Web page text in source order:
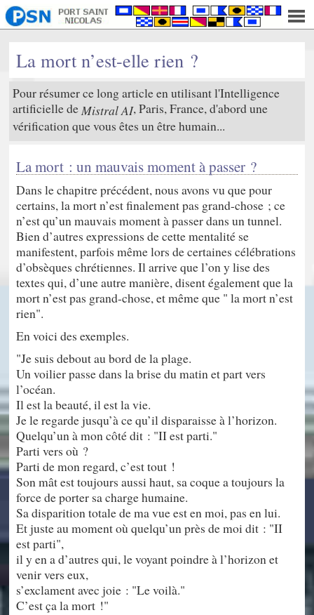
La mort n’est-elle rien ?
Pour résumer ce long article en utilisant l'Intelligence
artificielle deMistral AI, Paris, France, d'abord une
vérification que vous êtes un être humain...
La mort : un mauvais moment à passer ?
Dans le chapitre précédent, nous avons vu que pour
certains, la mort n’est finalement pas grand-chose ; ce
n’est qu’un mauvais moment à passer dans un tunnel.
Bien d’autres expressions de cette mentalité se
manifestent, parfois même lors de certaines célébrations
d’obsèques chrétiennes. Il arrive que l’on y lise des
textes qui, d’une autre manière, disent également que la
mort n’est pas grand-chose, et même que " la mort n’est
rien".
En voici des exemples.
"Je suis debout au bord de la plage.
Un voilier passe dans la brise du matin et part vers
l’océan.
Il est la beauté, il est la vie.
Je le regarde jusqu’à ce qu’il disparaisse à l’horizon.
Quelqu’un à mon côté dit : "II est parti."
Parti vers où ?
Parti de mon regard, c’est tout !
Son mât est toujours aussi haut, sa coque a toujours la
force de porter sa charge humaine.
Sa disparition totale de ma vue est en moi, pas en lui.
Et juste au moment où quelqu’un près de moi dit : "II
est parti",
il y en a d’autres qui, le voyant poindre à l’horizon et
venir vers eux,
s’exclament avec joie : "Le voilà."
C’est ça la mort !"